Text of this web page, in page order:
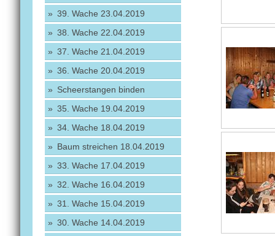
39. Wache 23.04.2019
38. Wache 22.04.2019
37. Wache 21.04.2019
36. Wache 20.04.2019
Scheerstangen binden
35. Wache 19.04.2019
34. Wache 18.04.2019
Baum streichen 18.04.2019
33. Wache 17.04.2019
32. Wache 16.04.2019
31. Wache 15.04.2019
30. Wache 14.04.2019